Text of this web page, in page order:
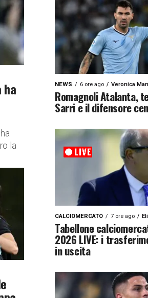
ha
la
NEWS 6 ore ago Veronica
Romagnoli Atalanta,
Sarri e il difensore
CALCIOMERCATO 7 ore ago
Tabellone
2026 LIVE: i
in uscita